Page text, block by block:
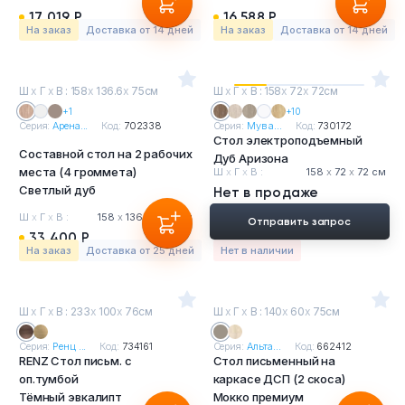
17 019 Р
На заказ Доставка от 14 дней
16 588 Р
На заказ Доставка от 14 дней
Ш х Г х В : 158х 136.6х 75см
+1
Серия:Арена... Код: 702338
Составной стол на 2 рабочих
места (4 громмета)
Светлый дуб
Ш х Г х В : 158 х136.6 х75 см
33 400 Р
На заказ Доставка от 25 дней
Ш х Г х В : 158х 72х 72см
+10
Серия: Мув а... Код: 730172
Стол электроподъемный
Дуб Аризона
Ш х Г х В : 158 х 72 х 72 см
Нет в продаже
Нет в наличии
Отправить запрос
Ш х Г х В : 233х 100х 76см
Серия: Ренц ... Код: 734161
RENZ Стол письм. с
оп.тумбой
Тёмный эвкалипт
Ш х Г х В : 140х 60х 75см
Серия: Альта... Код: 662412
Стол письменный на
каркасе ДСП (2 скоса)
Мокко премиум